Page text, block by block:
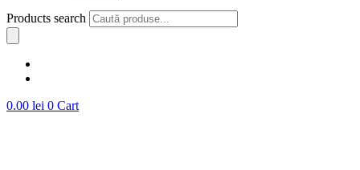
Products search
0.00 lei 0 Cart